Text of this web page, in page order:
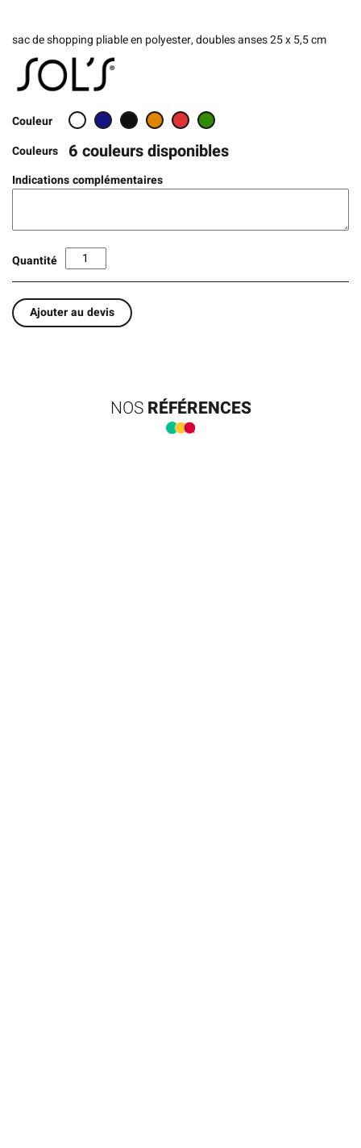
sac de shopping pliable en polyester, doubles anses 25 x 5,5 cm
Couleur
Couleurs
6 couleurs disponibles
Indications complémentaires
Quantité
Ajouter au devis
NOSRÉFÉRENCES